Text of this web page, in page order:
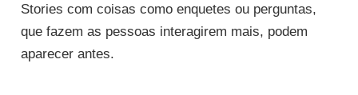
Stories com coisas como enquetes ou perguntas,
que fazem as pessoas interagirem mais, podem
aparecer antes.